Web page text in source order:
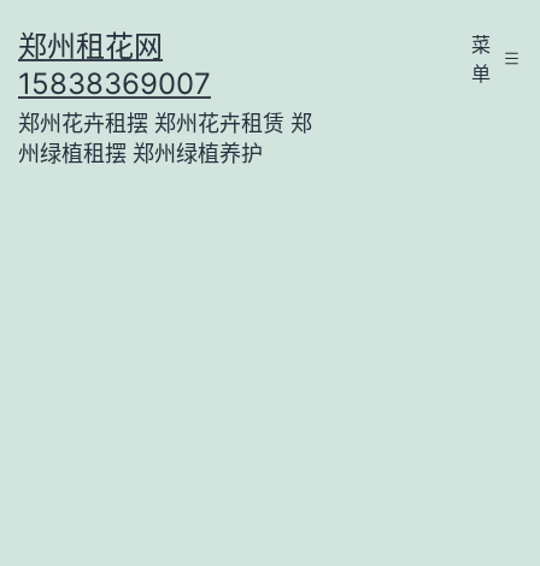
至
内
容
郑州租花网
15838369007
郑州花卉租摆 郑州花卉租赁 郑
州绿植租摆 郑州绿植养护
菜
单